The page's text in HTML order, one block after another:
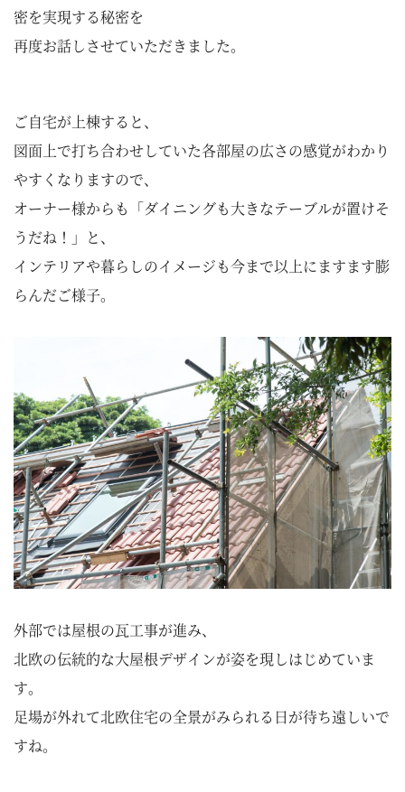
密を実現する秘密を
再度お話しさせていただきました。
ご自宅が上棟すると、
図面上で打ち合わせしていた各部屋の広さの感覚がわかり
やすくなりますので、
オーナー様からも「ダイニングも大きなテーブルが置けそ
うだね！」と、
インテリアや暮らしのイメージも今まで以上にますます膨
らんだご様子。
外部では屋根の瓦工事が進み、
北欧の伝統的な大屋根デザインが姿を現しはじめていま
す。
足場が外れて北欧住宅の全景がみられる日が待ち遠しいで
すね。